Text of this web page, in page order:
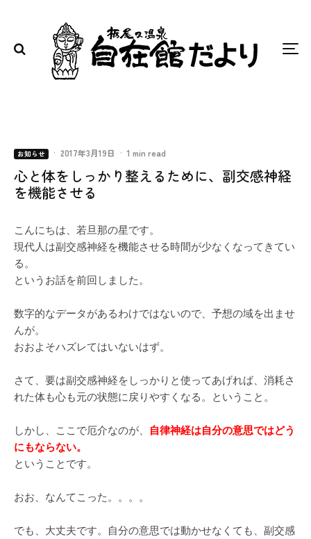
お知らせ · 2017年3月19日 · 1 min read
心と体をしっかり整えるために、副交感神経
を機能させる
こんにちは、若旦那の星です。
現代人は副交感神経を機能させる時間が少なくなってきてい
る。
というお話を前回しました。
数字的なデータがあるわけではないので、予想の域を出ませ
んが。
おおよそハズレてはいないはず。
さて、要は副交感神経をしっかりと使ってあげれば、消耗さ
れた体も心も元の状態に戻りやすくなる。ということ。
しかし、ここで厄介なのが、
自律神経は自分の意思ではどう
にもならない。
ということです。
おお、なんてこった。。。。
でも、大丈夫です。自分の意思では動かせなくても、副交感